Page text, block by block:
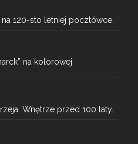
na 120-sto letniej pocztówce.
na kolorowej
Wnętrze przed 100 laty.